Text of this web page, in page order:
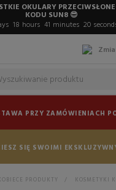
OKULARY
KODU SUN8 😎
18 hours 41 minutes 18
PRZY ZAMÓWIENIACH
SIĘ SWOIMI
PRODUKTY > KOSMETYKI